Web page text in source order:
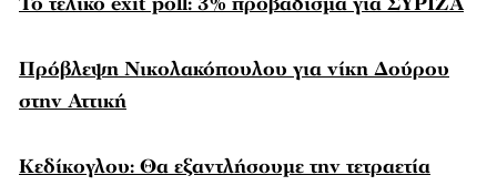
Πρόβλεψη Νικολακόπουλου για νίκη Δούρου
στην Αττική
Κεδίκογλου: Θα εξαντλήσουμε την τετραετία